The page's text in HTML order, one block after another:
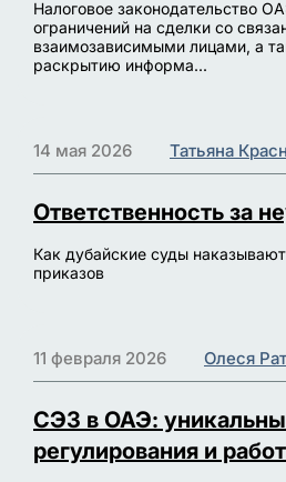
Налоговое законодательство
ограничений на сделки со
взаимозависимыми лицами, а
раскрытию информа...
14 мая 2026 Татьяна
Ответственность за
Как дубайские суды
приказов
11 февраля 2026 Олеся
СЭЗ в ОАЭ:
регулирования и